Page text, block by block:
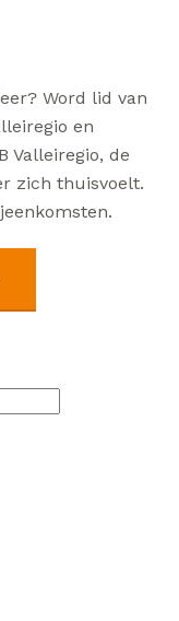
Word lid van
en
Valleiregio, de
zich thuisvoelt.